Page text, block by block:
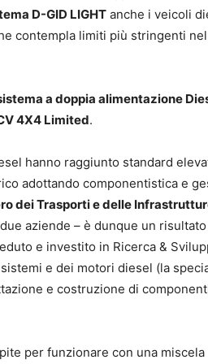
D-GID LIGHT anche i veicoli
contempla limiti più stringenti
a doppia alimentazione
4X4 Limited.
hanno raggiunto standard
adottando componentistica e
dei Trasporti e delle
aziende – è dunque un
e investito in Ricerca &
e dei motori diesel (la
e costruzione di
per funzionare con una miscela